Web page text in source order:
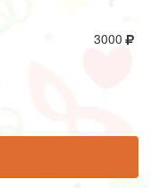
3000